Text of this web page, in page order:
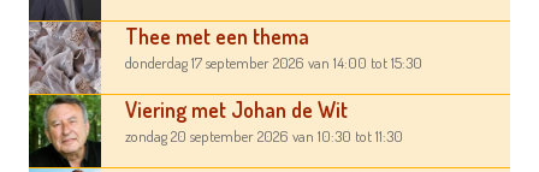
Thee met een thema
donderdag 17 september 2026 van 14:00 tot 15:30
Viering met Johan de Wit
zondag 20 september 2026 van 10:30 tot 11:30